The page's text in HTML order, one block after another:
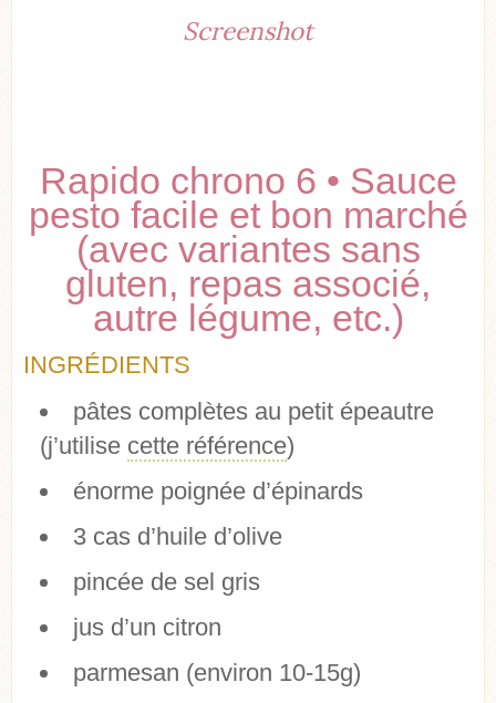
Screenshot
Rapido chrono 6 • Sauce
pesto facile et bon marché
(avec variantes sans
gluten, repas associé,
autre légume, etc.)
INGRÉDIENTS
pâtes complètes au petit épeautre
(j’utilise cette référence)
énorme poignée d’épinards
3 cas d’huile d’olive
pincée de sel gris
jus d’un citron
parmesan (environ 10-15g)